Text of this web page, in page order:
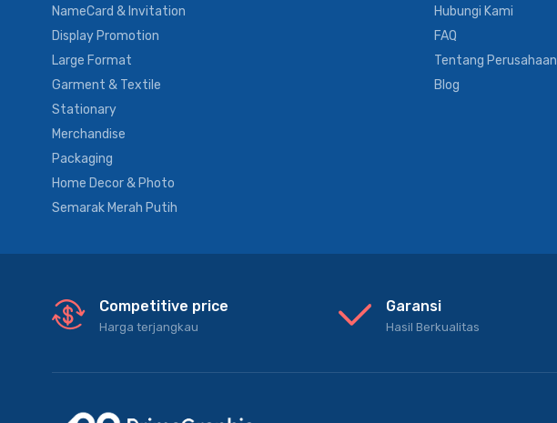
NameCard & Invitation
Display Promotion
Large Format
Garment & Textile
Stationary
Merchandise
Packaging
Home Decor & Photo
Semarak Merah Putih
Hubungi Kami
FAQ
Tentang Perusahaan
Blog
Competitive price
Harga terjangkau
Garansi
Hasil Berkualitas